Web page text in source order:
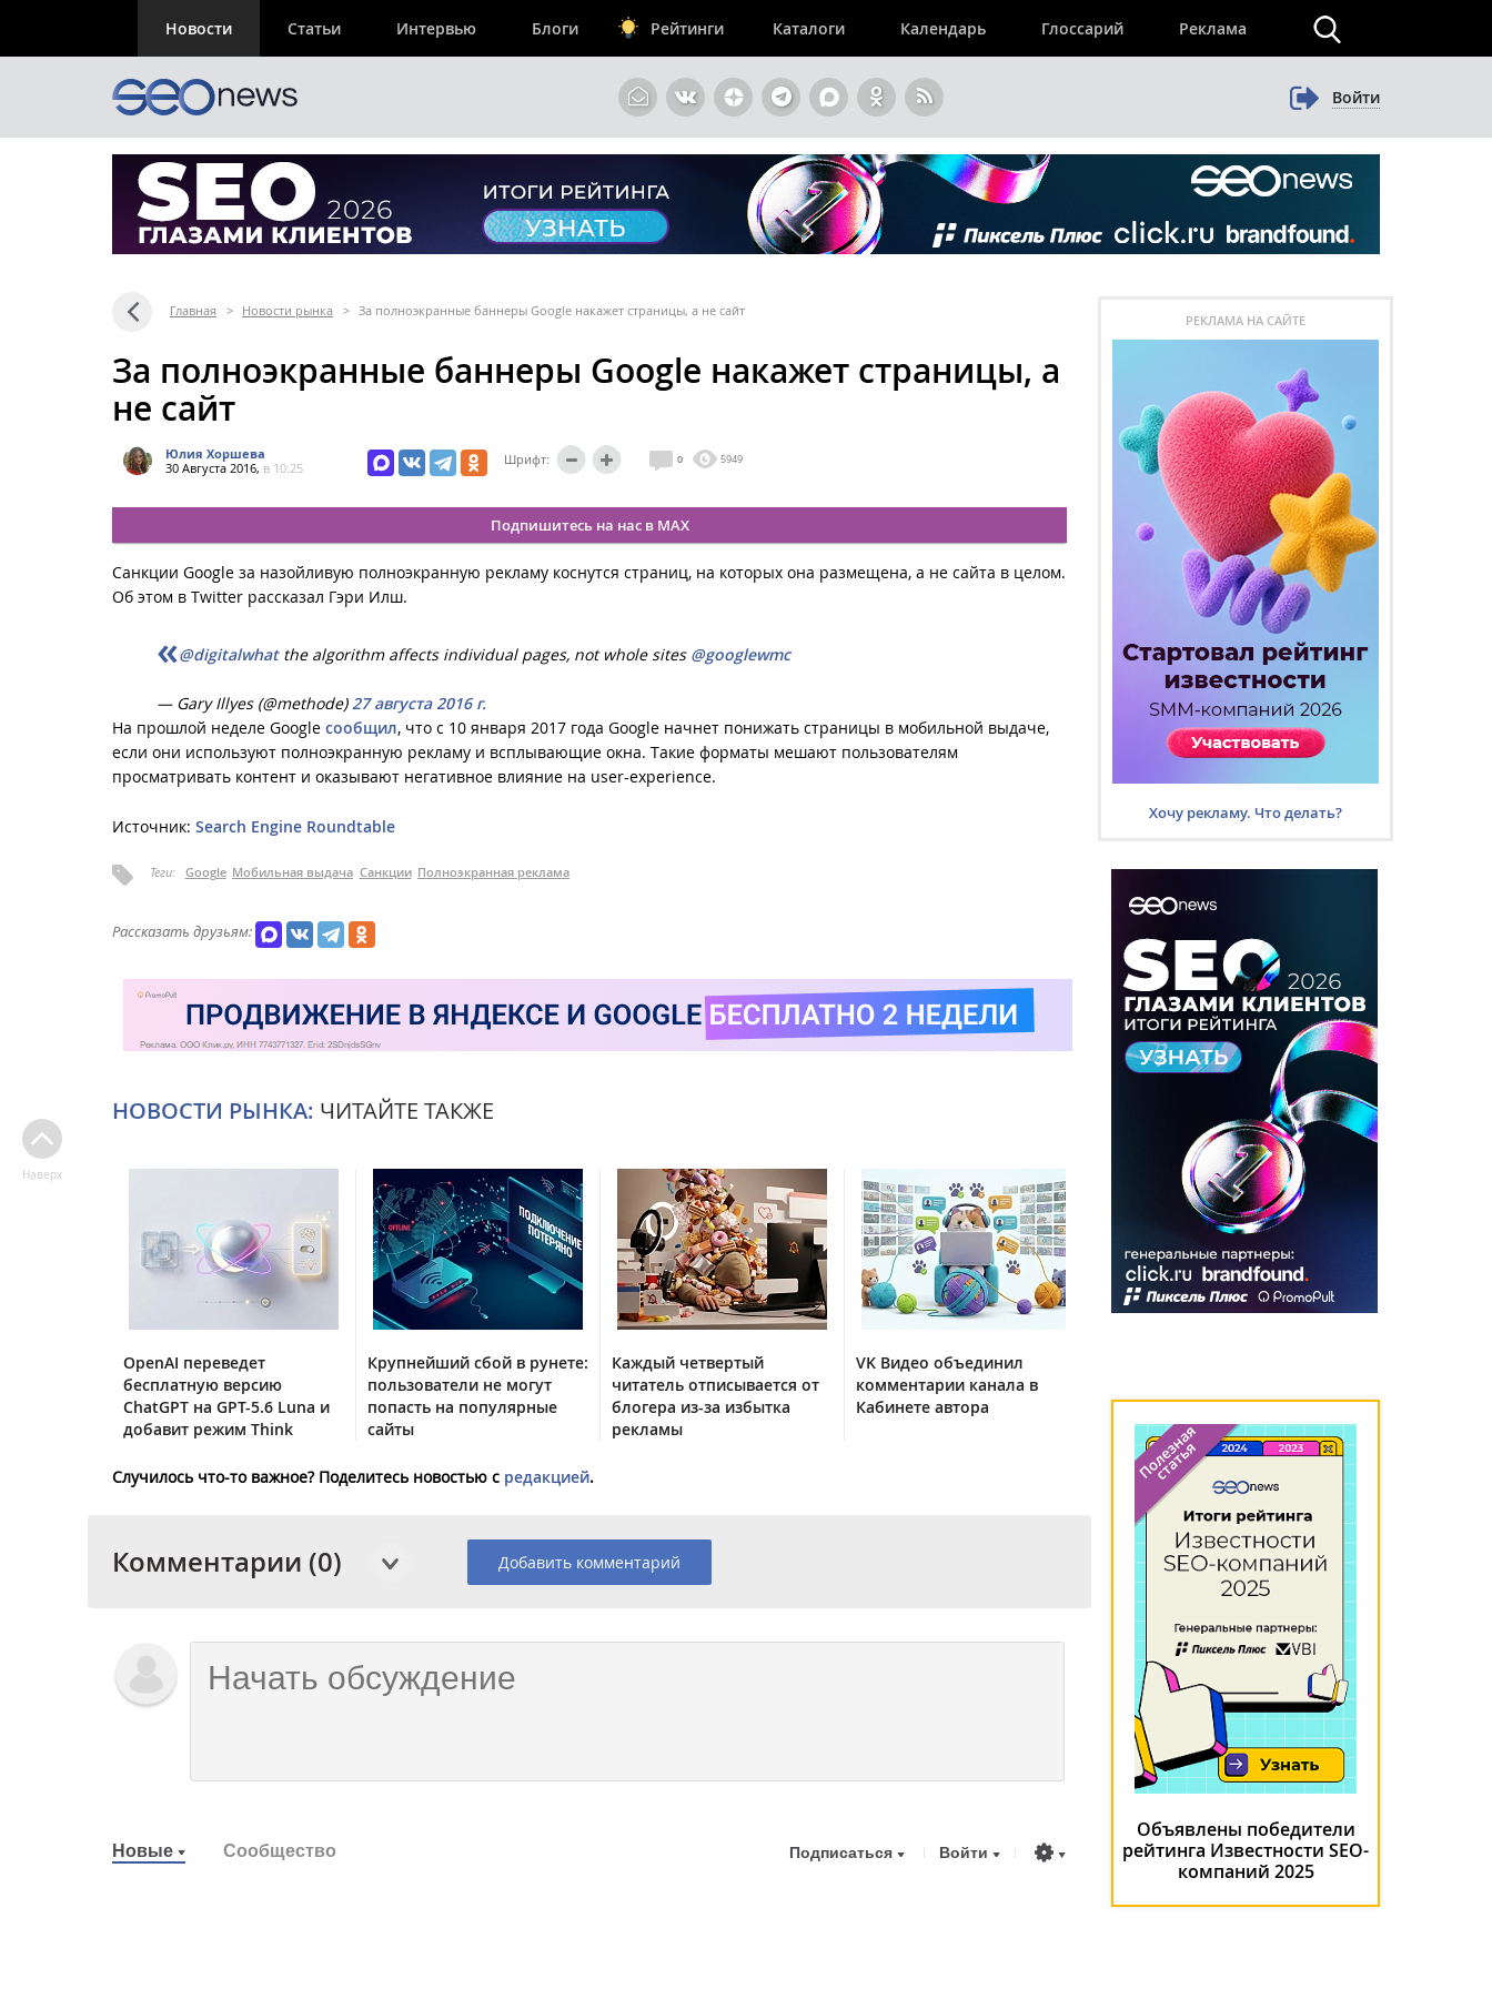
Новости Статьи Интервью Блоги Рейтинги Каталоги Календарь Глоссарий Реклама
Войти
Главная > Новости рынка > За полноэкранные баннеры Google накажет страницы, а не сайт
За полноэкранные баннеры Google накажет страницы, а
не сайт
Юлия Хоршева
30 Августа 2016, в 10:25
Шрифт: 0 5949
Подпишитесь на нас в MAX
Санкции Google за назойливую полноэкранную рекламу коснутся страниц, на которых она размещена, а не сайта в целом.
Об этом в Twitter рассказал Гэри Илш.
@digitalwhatthe algorithm affects individual pages, not whole sites @googlewmc
— Gary Illyes (@methode)27 августа 2016 г.
На прошлой неделе Google сообщил, что с 10 января 2017 года Google начнет понижать страницы в мобильной выдаче,
если они используют полноэкранную рекламу и всплывающие окна. Такие форматы мешают пользователям
просматривать контент и оказывают негативное влияние на user-experience.
Источник: Search Engine Roundtable
Теги: Google Мобильная выдача Санкции Полноэкранная реклама
Рассказать друзьям:
НОВОСТИ РЫНКА: ЧИТАЙТЕ ТАКЖЕ
OpenAI переведет
бесплатную версию
ChatGPT на GPT-5.6 Luna и
добавит режим Think
Крупнейший сбой в рунете:
пользователи не могут
попасть на популярные
сайты
Каждый четвертый
читатель отписывается от
блогера из-за избытка
рекламы
VK Видео объединил
комментарии канала в
Кабинете автора
Случилось что-то важное? Поделитесь новостью с редакцией.
Комментарии (0) Добавить комментарий
Новые Сообщество Подписаться Войти
Наверх
РЕКЛАМА НА САЙТЕ
Хочу рекламу. Что делать?
Объявлены победители
рейтинга Известности SEO-
компаний 2025